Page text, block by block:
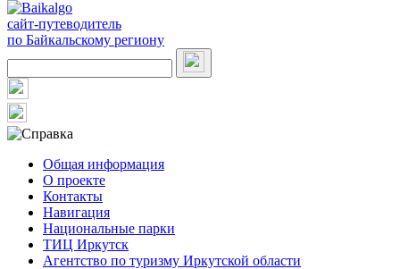
сайт-путеводитель
по Байкальскому региону
Общая информация
О проекте
Контакты
Навигация
Национальные парки
ТИЦ Иркутск
Агентство по туризму Иркутской области